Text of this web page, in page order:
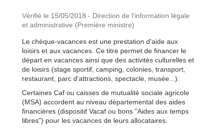
Vérifié le 15/05/2018 - Direction de l'information légale
et administrative (Première ministre)
Le chèque-vacances est une prestation d'aide aux
loisirs et aux vacances. Ce titre permet de financer le
départ en vacances ainsi que des activités culturelles et
de loisirs (stage sportif, camping, colonies, transport,
restaurant, parc d'attractions, spectacle, musée...).
Certaines Caf ou caisses de mutualité sociale agricole
(MSA) accordent au niveau départemental des aides
financières (dispositif Vacaf ou bons "Aides aux temps
libres") pour les vacances de leurs allocataires.